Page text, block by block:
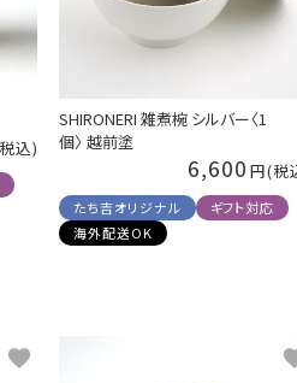
SHIRONERI 雑煮椀 シルバー〈1
個〉 越前塗
6,600
たち吉オリジナル
ギフト対応
海外配送OK